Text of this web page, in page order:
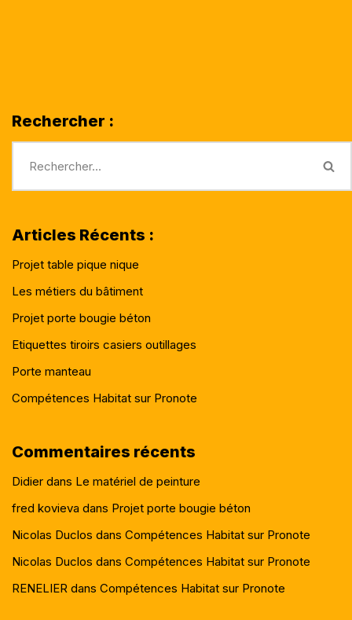
Rechercher :
Articles Récents :
Projet table pique nique
Les métiers du bâtiment
Projet porte bougie béton
Etiquettes tiroirs casiers outillages
Porte manteau
Compétences Habitat sur Pronote
Commentaires récents
Didier dans Le matériel de peinture
fred kovieva dans Projet porte bougie béton
Nicolas Duclos dans Compétences Habitat sur Pronote
Nicolas Duclos dans Compétences Habitat sur Pronote
RENELIER dans Compétences Habitat sur Pronote